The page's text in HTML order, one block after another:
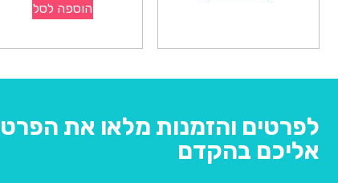
הוספה לסל
לפרטים והזמנות מלאו את
אליכם בהקדם